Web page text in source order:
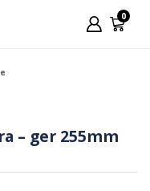
0
– ger 255mm